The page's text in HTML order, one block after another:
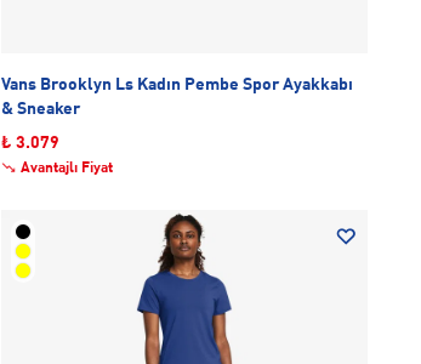
Vans Brooklyn Ls Kadın Pembe Spor Ayakkabı
& Sneaker
₺ 3.079
Avantajlı Fiyat